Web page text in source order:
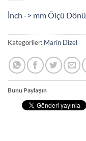
İnch -> mm Ölçü
Kategoriler: Marin Dizel
Bunu Paylaşın